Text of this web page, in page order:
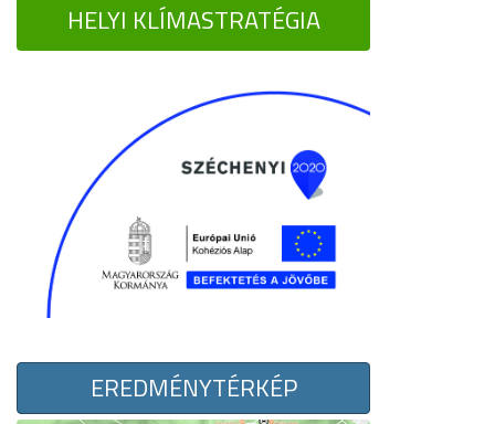
HELYI KLÍMASTRATÉGIA
EREDMÉNYTÉRKÉP